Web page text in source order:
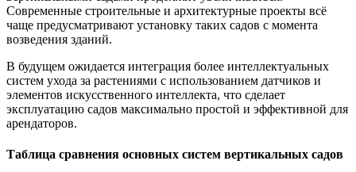
Современные строительные и архитектурные проекты всё
чаще предусматривают установку таких садов с момента
возведения зданий.
В будущем ожидается интеграция более интеллектуальных
систем ухода за растениями с использованием датчиков и
элементов искусственного интеллекта, что сделает
эксплуатацию садов максимально простой и эффективной для
арендаторов.
Таблица сравнения основных систем вертикальных садов